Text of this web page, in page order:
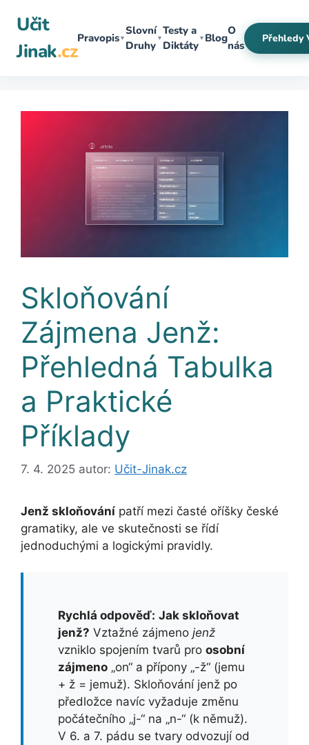
obsah
Učit
Jinak.cz
Pravopis▼
Slovní
Druhy
▼
Testy a
Diktáty
▼ Blog
O
nás
Přehledy
Skloňování
Zájmena Jenž:
Přehledná Tabulka
a Praktické
Příklady
7. 4. 2025 autor: Učit-Jinak.cz
Jenž skloňování patří mezi časté oříšky české
gramatiky, ale ve skutečnosti se řídí
jednoduchými a logickými pravidly.
Rychlá odpověď: Jak skloňovat
jenž? Vztažné zájmeno jenž
vzniklo spojením tvarů pro osobní
zájmeno „on“ a přípony „-ž“ (jemu
+ ž = jemuž). Skloňování jenž po
předložce navíc vyžaduje změnu
počátečního „j-“ na „n-“ (k němuž).
V 6. a 7. pádu se tvary odvozují od